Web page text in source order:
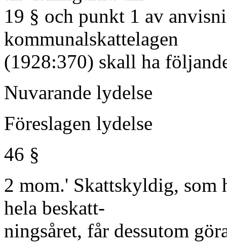
19 § och punkt 1 av
kommunalskattelagen
(1928:370) skall ha
Nuvarande lydelse
Föreslagen lydelse
46 §
2 mom.' Skattskyldig, som
hela beskatt-
ningsåret, får dessutom